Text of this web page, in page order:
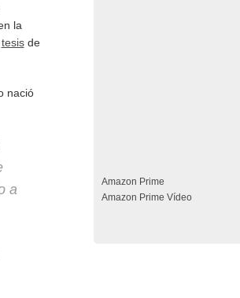
la
tesisde
nació
a
Amazon Prime
Amazon Prime Vídeo